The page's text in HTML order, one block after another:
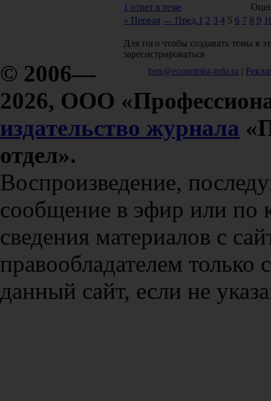
1 ответ в теме
« Первая ← Пред.1 2 3 4 5 6 7 8 9
Для того чтобы создавать темы в
зарегистрироваться
box@economist-info.ru |
© 2006—
2026, ООО
издательство журнала
отдел».
Воспроизведение,
сообщение в эфир или по
сведения материалов с
правообладателем только
данный сайт, если не